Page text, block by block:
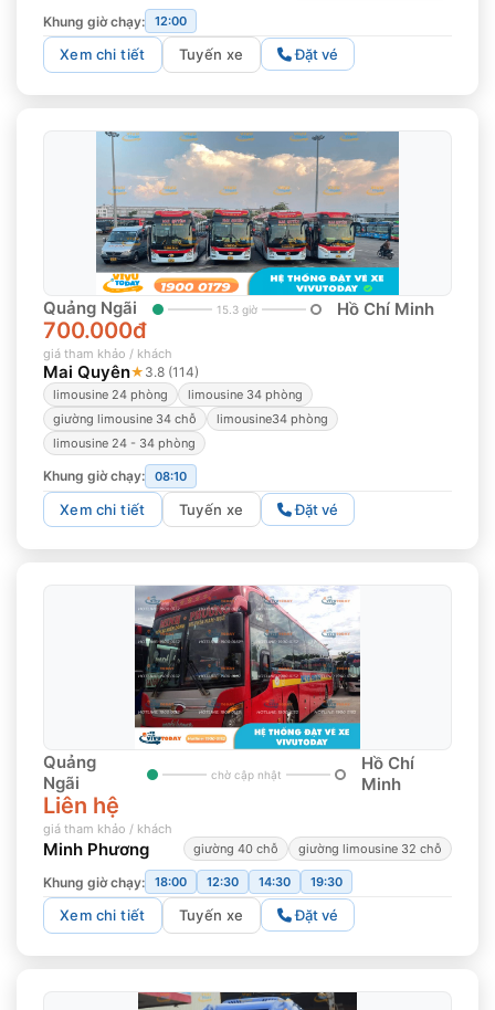
Khung giờ chạy: 12:00
Xem chi tiết Tuyến xe Đặt vé
Quảng Ngãi 15.3 giờ Hồ Chí Minh
700.000đ
giá tham khảo / khách
Mai Quyên★ 3.8 (114)
limousine 24 phòng
limousine 34 phòng
giường limousine 34 chỗ
limousine34 phòng
limousine 24 - 34 phòng
Khung giờ chạy: 08:10
Xem chi tiết Tuyến xe Đặt vé
Quảng
Ngãi
chờ cập nhật
Hồ Chí
Minh
Liên hệ
giá tham khảo / khách
Minh Phương giường 40 chỗ giường limousine 32 chỗ
Khung giờ chạy: 18:00 12:30 14:30 19:30
Xem chi tiết Tuyến xe Đặt vé